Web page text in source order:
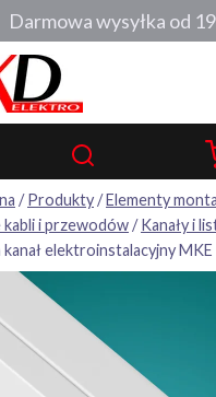
/ Produkty/Elementy
i przewodów/ Kanały i
kanał elektroinstalacyjny
Darmowa wysyłka od